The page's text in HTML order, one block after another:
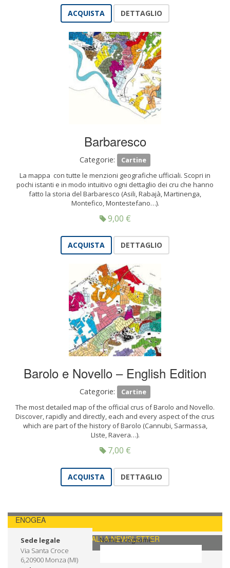
ACQUISTA DETTAGLIO
Barbaresco
Categorie:
Cartine
La mappa con tutte le menzioni geografiche ufficiali. Scopri in
pochi istanti e in modo intuitivo ogni dettaglio dei cru che hanno
fatto la storia del Barbaresco (Asili, Rabajà, Martinenga,
Montefico, Montestefano…).
9,00 €
ACQUISTA DETTAGLIO
Barolo e Novello – English Edition
Categorie:
Cartine
The most detailed map of the official crus of Barolo and Novello.
Discover, rapidly and directly, each and every aspect of the crus
which are part of the history of Barolo (Cannubi, Sarmassa,
LIste, Ravera…).
7,00 €
ACQUISTA DETTAGLIO
ENOGEA
CONTATTI / ISCRIVITI ALLA NEWSLETTER
Sede legale
Via Santa Croce
6,20900 Monza (MI)
Nome e cognome